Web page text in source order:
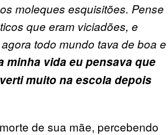
moleques esquisitões. Pense
que eram viciadões, e
todo mundo tava de boa e
minha vida eu pensava que
muito na escola depois
de sua mãe, percebendo